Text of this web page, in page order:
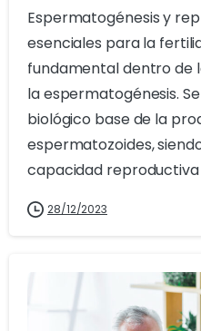
Espermatogénesis y
esenciales para la
fundamental dentro de
la espermatogénesis.
biológico base de la
espermatozoides,
capacidad reproductiva
28/12/2023